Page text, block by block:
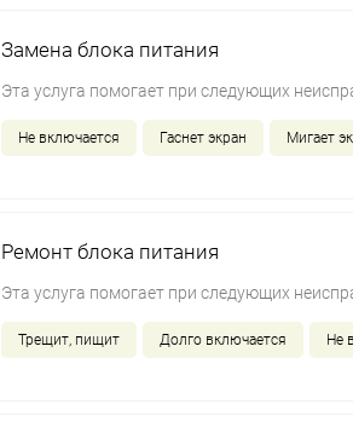
Замена блока питания
Эта услуга помогает при следующих
Не включается Гаснет экран Мигает
Ремонт блока питания
Эта услуга помогает при следующих
Трещит, пищит Долго включается Не